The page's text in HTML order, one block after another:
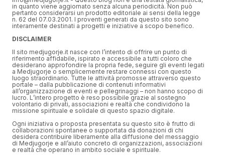
in quanto viene aggiornato senza alcuna periodicità. Non può
pertanto considerarsi un prodotto editoriale ai sensi della legge
n. 62 del 07.03.2001. I proventi generati da questo sito sono
interamente destinati a progetti e iniziative a scopo benefico.
DISCLAIMER
Il sito medjugorje.it nasce con l’intento di offrire un punto di
riferimento affidabile, ispirato e accessibile a tutti coloro che
desiderano approfondire la propria fede, seguire gli eventi legati
a Medjugorje o semplicemente restare connessi con questo
luogo straordinario. Tutte le attività promosse attraverso questo
portale – dalla pubblicazione di contenuti informativi
all’organizzazione di eventi e pellegrinaggi – non hanno scopo di
lucro. L’intero progetto è reso possibile grazie al sostegno
volontario di privati, associazioni e realtà che condividono la
missione spirituale e solidale di questo spazio digitale.
Ogni iniziativa o proposta presentata su questo sito è frutto di
collaborazioni spontanee o supportata da donazioni di chi
desidera contribuire liberamente alla diffusione del messaggio
di Medjugorje e all’aiuto concreto di organizzazioni, associazioni
e realtà che operano in ambito sociale e spirituale.